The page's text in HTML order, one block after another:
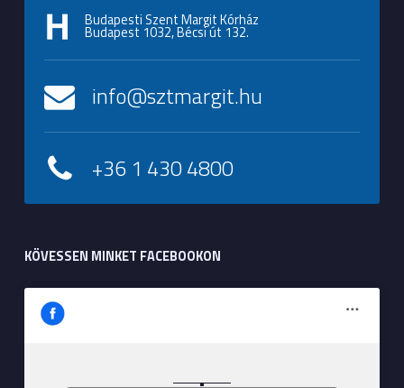
Budapesti Szent Margit Kórház
Budapest 1032, Bécsi út 132.
info@sztmargit.hu
+36 1 430 4800
KÖVESSEN MINKET FACEBOOKON